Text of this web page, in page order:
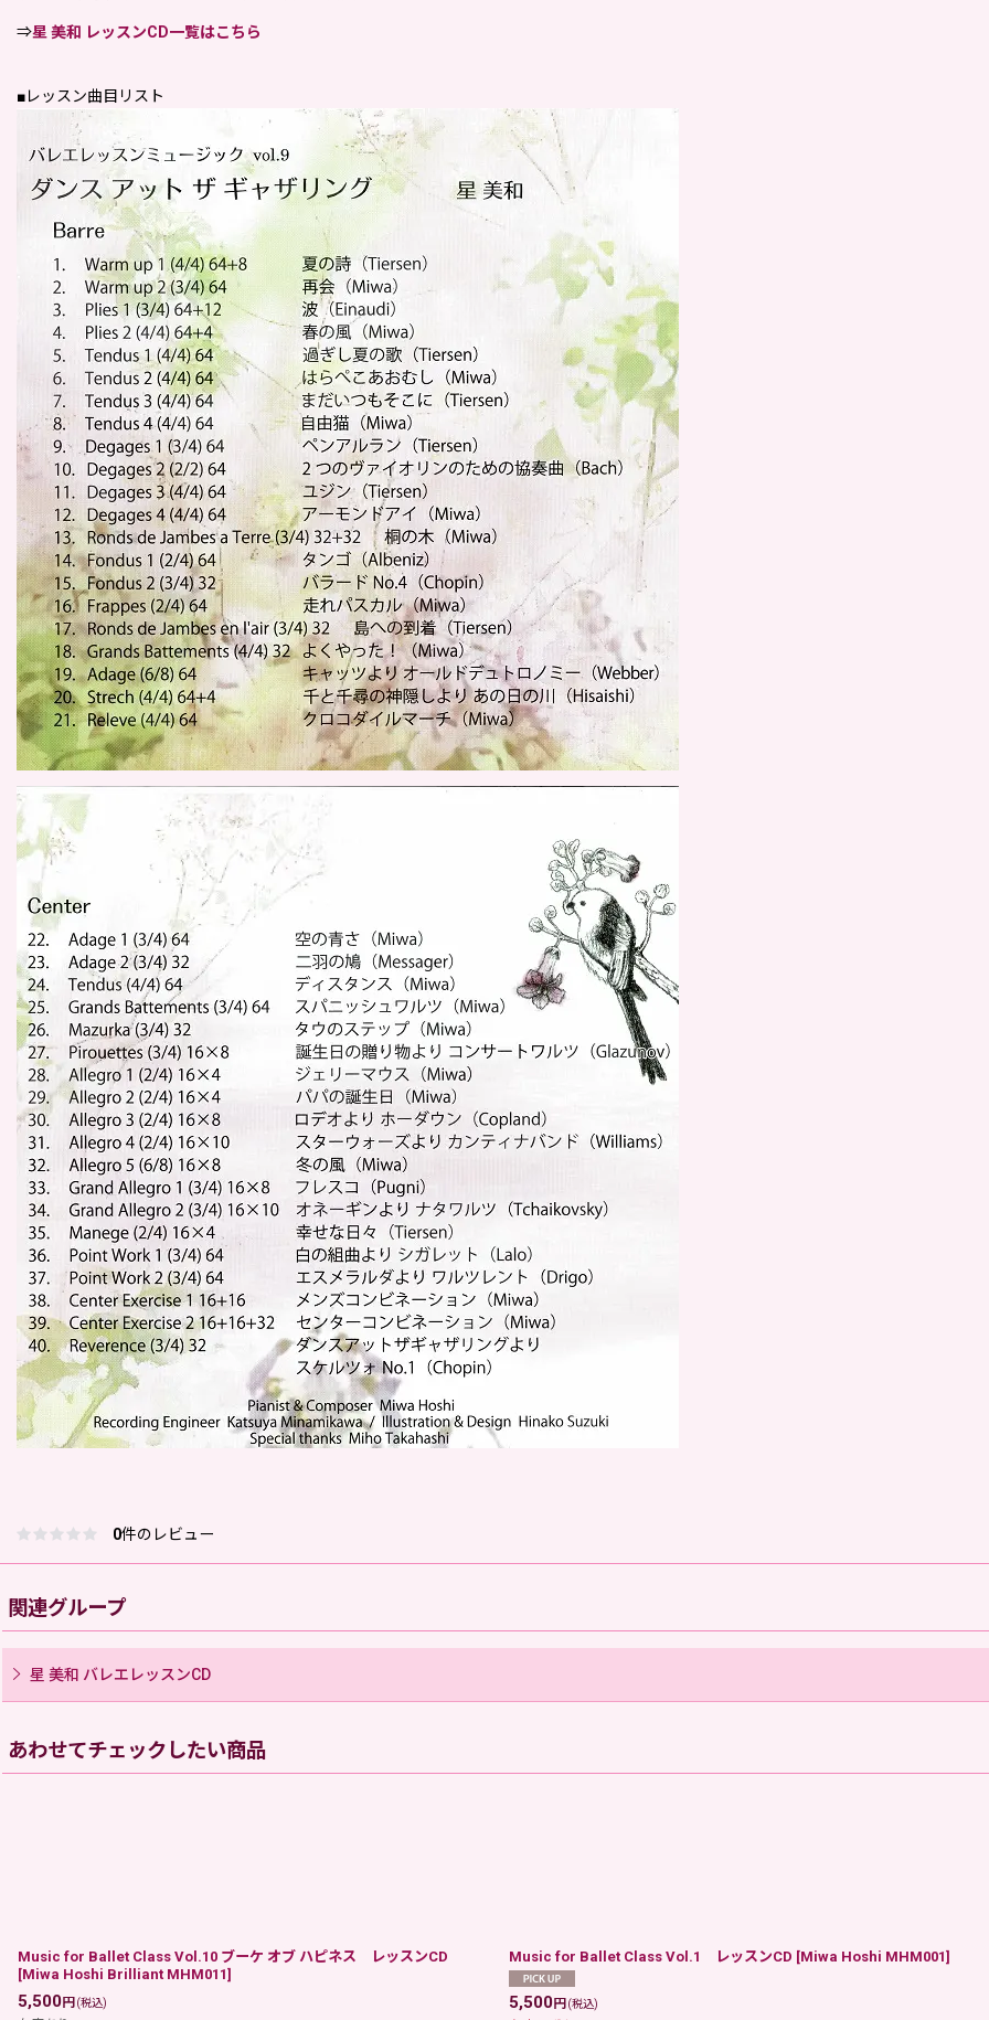
⇒星 美和 レッスンCD一覧はこちら
■レッスン曲目リスト
0件のレビュー
関連グループ
星 美和 バレエレッスンCD
あわせてチェックしたい商品
Music for Ballet Class Vol.10 ブーケ オブ ハピネス レッスンCD
[Miwa Hoshi Brilliant MHM011]
5,500円(税込)
Music for Ballet Class Vol.1 レッスンCD [Miwa Hoshi MHM001]
5,500円 (税込)